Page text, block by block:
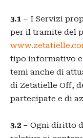
3.1 – I Servizi
per il tramite del
tipo informativo
temi anche di
di Zetatielle Off,
partecipate e di
3.2 – Ogni diritto